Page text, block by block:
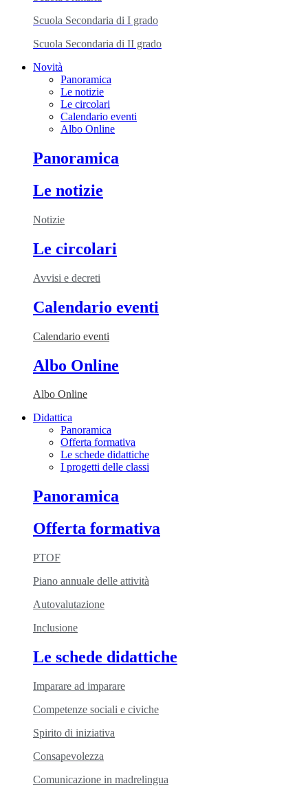
Scuola Secondaria di I grado
Scuola Secondaria di II grado
Novità
Panoramica
Le notizie
Le circolari
Calendario eventi
Albo Online
Panoramica
Le notizie
Notizie
Le circolari
Avvisi e decreti
Calendario eventi
Calendario eventi
Albo Online
Albo Online
Didattica
Panoramica
Offerta formativa
Le schede didattiche
I progetti delle classi
Panoramica
Offerta formativa
PTOF
Piano annuale delle attività
Autovalutazione
Inclusione
Le schede didattiche
Imparare ad imparare
Competenze sociali e civiche
Spirito di iniziativa
Consapevolezza
Comunicazione in madrelingua